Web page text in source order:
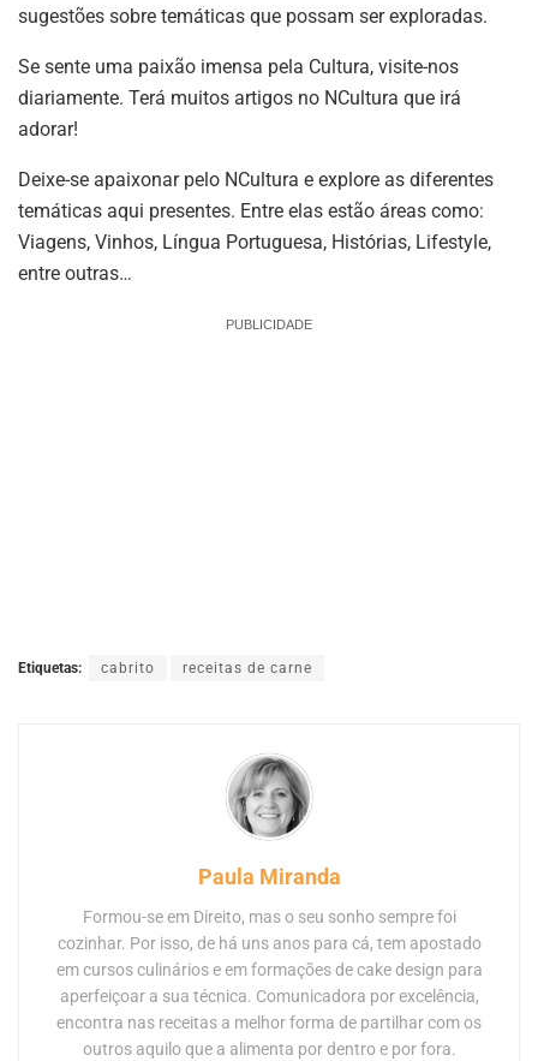
sugestões sobre temáticas que possam ser exploradas.
Se sente uma paixão imensa pela Cultura, visite-nos
diariamente. Terá muitos artigos no NCultura que irá
adorar!
Deixe-se apaixonar pelo NCultura e explore as diferentes
temáticas aqui presentes. Entre elas estão áreas como:
Viagens, Vinhos, Língua Portuguesa, Histórias, Lifestyle,
entre outras…
PUBLICIDADE
Etiquetas: cabrito receitas de carne
Paula Miranda
Formou-se em Direito, mas o seu sonho sempre foi
cozinhar. Por isso, de há uns anos para cá, tem apostado
em cursos culinários e em formações de cake design para
aperfeiçoar a sua técnica. Comunicadora por excelência,
encontra nas receitas a melhor forma de partilhar com os
outros aquilo que a alimenta por dentro e por fora.